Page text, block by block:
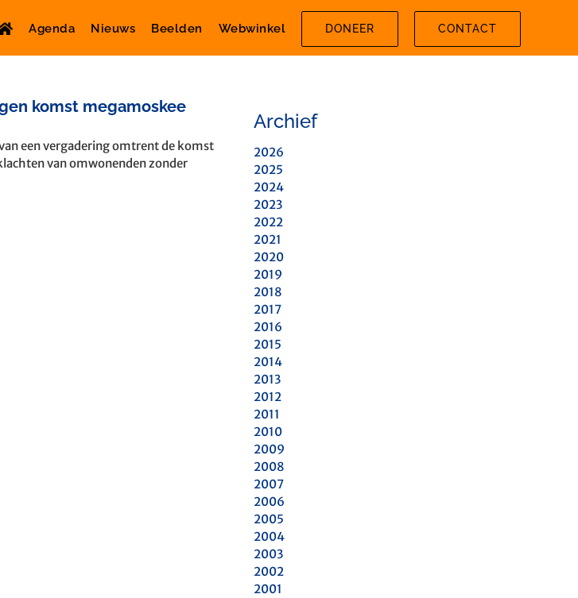
Agenda Nieuws Beelden Webwinkel DONEER CONTACT
komst megamoskee
een vergadering omtrent de komst
van omwonenden zonder
Archief
2026
2025
2024
2023
2022
2021
2020
2019
2018
2017
2016
2015
2014
2013
2012
2011
2010
2009
2008
2007
2006
2005
2004
2003
2002
2001